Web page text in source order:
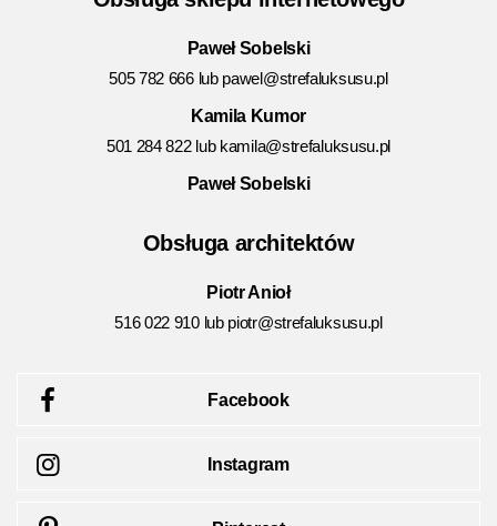
Paweł Sobelski
505 782 666 lub pawel@strefaluksusu.pl
Kamila Kumor
501 284 822 lub kamila@strefaluksusu.pl
Paweł Sobelski
Obsługa architektów
Piotr Anioł
516 022 910 lub piotr@strefaluksusu.pl
Facebook
Instagram